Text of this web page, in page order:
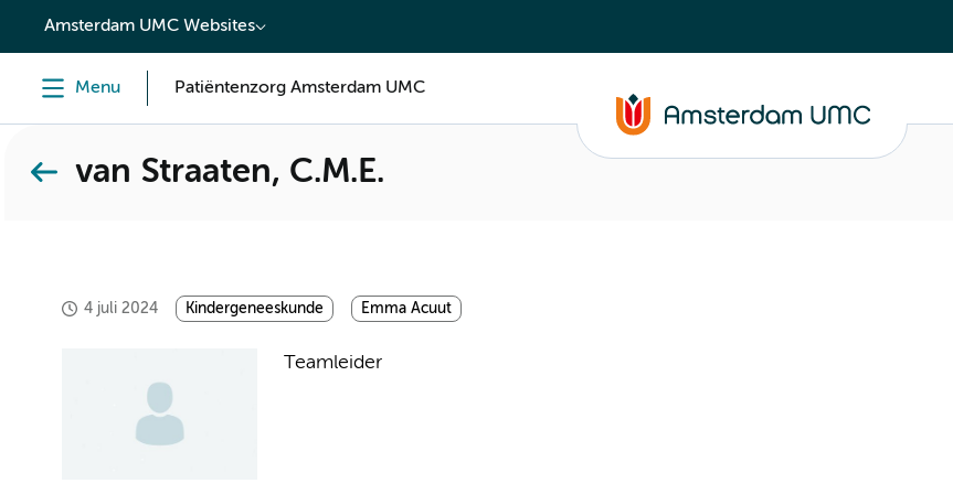
content
Amsterdam UMC Websites
Menu Patiëntenzorg Amsterdam UMC
van Straaten, C.M.E.
4 juli 2024 Kindergeneeskunde Emma Acuut
Teamleider